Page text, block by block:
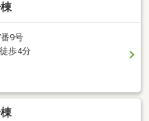
9号
歩4分